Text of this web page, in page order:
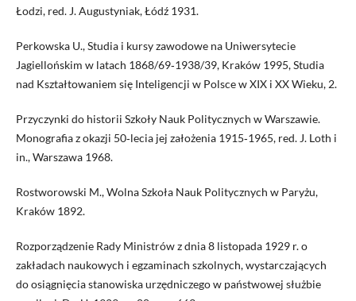
Łodzi, red. J. Augustyniak, Łódź 1931.
Perkowska U., Studia i kursy zawodowe na Uniwersytecie
Jagiellońskim w latach 1868/69‑1938/39, Kraków 1995, Studia
nad Kształtowaniem się Inteligencji w Polsce w XIX i XX Wieku, 2.
Przyczynki do historii Szkoły Nauk Politycznych w Warszawie.
Monografia z okazji 50‑lecia jej założenia 1915‑1965, red. J. Loth i
in., Warszawa 1968.
Rostworowski M., Wolna Szkoła Nauk Politycznych w Paryżu,
Kraków 1892.
Rozporządzenie Rady Ministrów z dnia 8 listopada 1929 r. o
zakładach naukowych i egzaminach szkolnych, wystarczających
do osiągnięcia stanowiska urzędniczego w państwowej służbie